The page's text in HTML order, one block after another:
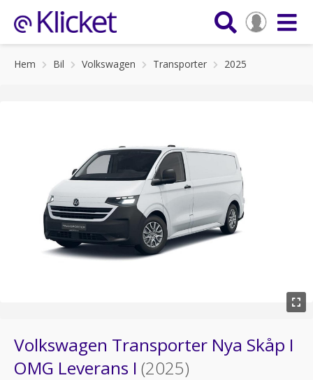
Hem Bil Volkswagen Transporter 2025
Volkswagen Transporter Nya Skåp I
OMG Leverans I (2025)